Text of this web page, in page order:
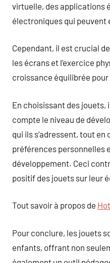
virtuelle, des applications
électroniques qui peuvent
Cependant, il est crucial
les écrans et l’exercice
croissance équilibrée pour
En choisissant des jouets,
compte le niveau de
qui ils s’adressent, tout
préférences personnelles
développement. Ceci
positif des jouets sur leur
Tout savoir à propos de
Pour conclure, les jouets
enfants, offrant non